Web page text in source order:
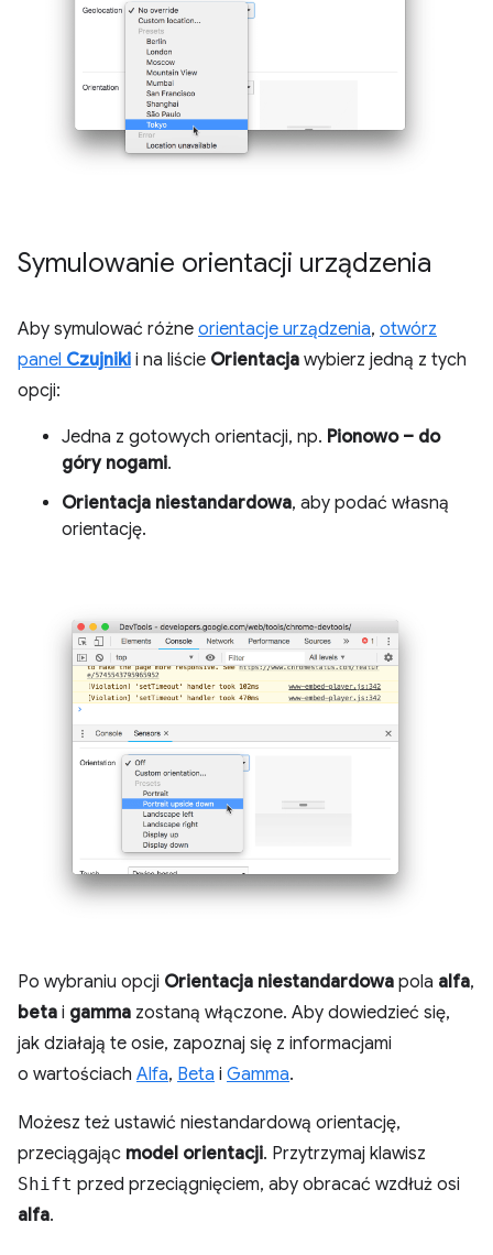
Symulowanie orientacji urządzenia
Aby symulować różne orientacje urządzenia, otwórz
panel Czujniki i na liście Orientacja wybierz jedną z tych
opcji:
Jedna z gotowych orientacji, np. Pionowo – do
góry nogami.
Orientacja niestandardowa, aby podać własną
orientację.
Po wybraniu opcji Orientacja niestandardowa pola alfa,
beta i gamma zostaną włączone. Aby dowiedzieć się,
jak działają te osie, zapoznaj się z informacjami
o wartościach Alfa, Beta i Gamma.
Możesz też ustawić niestandardową orientację,
przeciągając model orientacji. Przytrzymaj klawisz
Shift przed przeciągnięciem, aby obracać wzdłuż osi
alfa.